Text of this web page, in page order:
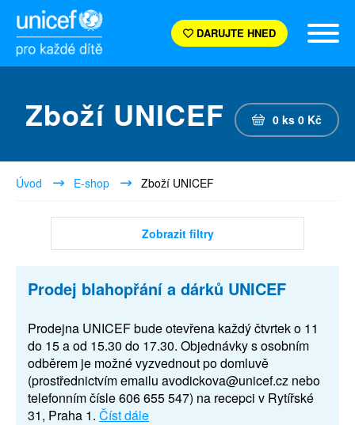
DARUJTE HNED
Zboží UNICEF 0 ks 0 Kč
Úvod E-shop Zboží UNICEF
Zobrazit filtry
Prodej blahopřání a dárků UNICEF
Prodejna UNICEF bude otevřena každý čtvrtek o 11
do 15 a od 15.30 do 17.30. Objednávky s osobním
odběrem je možné vyzvednout po domluvě
(prostřednictvím emailu avodickova@unicef.cz nebo
telefonním čísle 606 655 547) na recepci v Rytířské
31, Praha 1. Číst dále